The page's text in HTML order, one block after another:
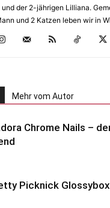
der 2-jährigen Lilliana.
und 2 Katzen leben wir in
Mehr vom Autor
Chrome Nails –
Picknick